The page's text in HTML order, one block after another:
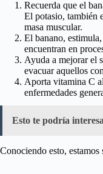
Recuerda que el
El potasio, también
masa muscular.
El banano,
encuentran en
Ayuda a mejorar el
evacuar aquellos
Aporta vitamina C
enfermedades
Esto te podría
Conociendo esto,